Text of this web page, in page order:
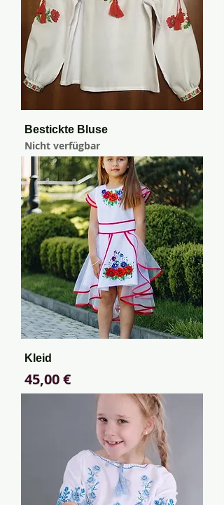
Bestickte Bluse
Nicht verfügbar
Kleid
Preis
45,00 €